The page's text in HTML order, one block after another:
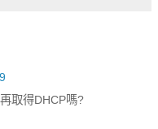
取得DHCP嗎?